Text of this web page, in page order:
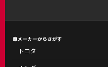
車メーカーからさがす
トヨタ